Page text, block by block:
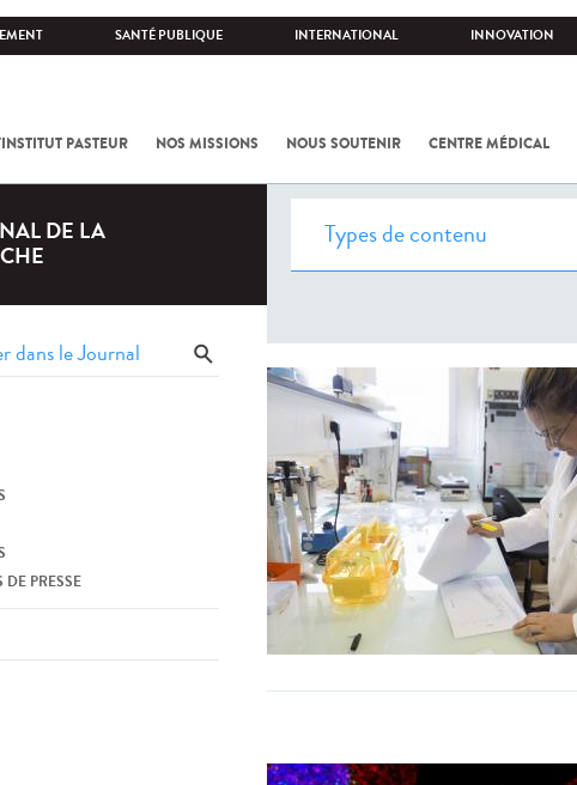
SANTÉ PUBLIQUE INTERNATIONAL INNOVATION
PASTEUR NOS MISSIONS NOUS SOUTENIR CENTRE MÉDICAL
DE LA
PRESSE